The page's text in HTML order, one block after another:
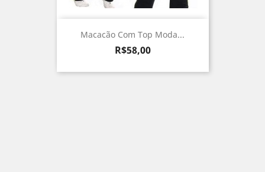
Macacão Com Top Moda...
Preço
R$58,00